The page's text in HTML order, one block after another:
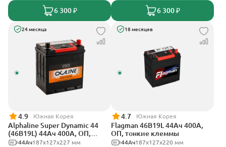
6 300 ₽ 6 300 ₽
24 месяца
4.9 Южная Корея
Alphaline Super Dynamic 44
(46B19L) 44Ач 400А, ОП,
тонкие клеммы
187х127х227 мм
44Ач
18 месяцев
4.7 Южная Корея
Flagman 46B19L 44Ач 400А,
ОП, тонкие клеммы
187x127x220 мм
44Ач